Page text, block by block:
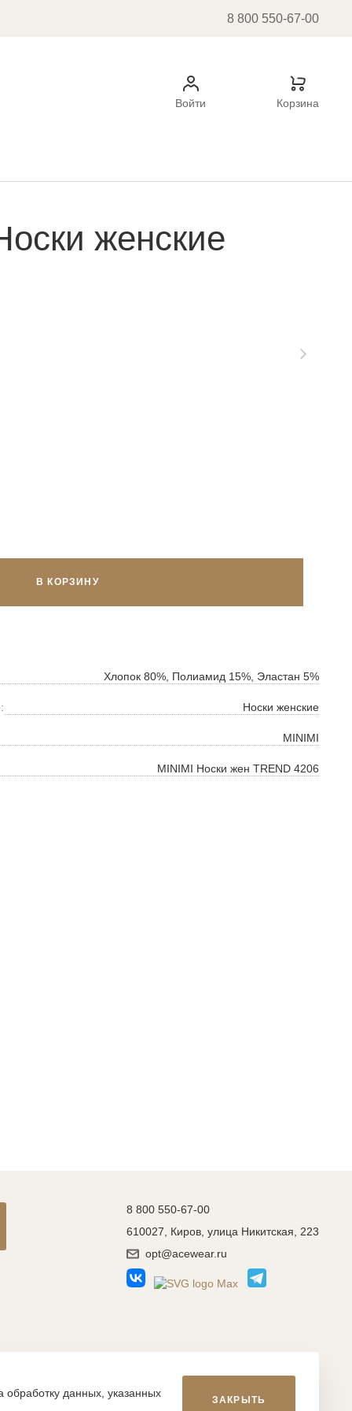
8 800 550-67-00
Войти Корзина
женские
В КОРЗИНУ
Хлопок 80%, Полиамид 15%, Эластан 5%
Носки женские
MINIMI
MINIMI Носки жен TREND 4206
8 800 550-67-00
610027, Киров, улица Никитская, 223
opt@acewear.ru
обработку данных, указанных
ЗАКРЫТЬ